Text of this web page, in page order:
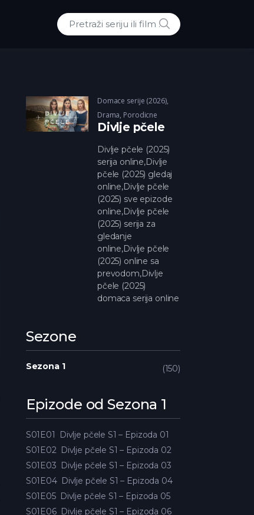
Traži:
POTRAZI
Domace serije (2026),
Drama, Porodicne
Divlje pčele
Divlje pčele (2025)
serija online,Divlje
pčele (2025) gledaj
online,Divlje pčele
(2025) sve epizode
online,Divlje pčele
(2025) serija za
gledanje
online,Divlje pčele
(2025) online sa
prevodom,Divlje
pčele (2025)
domaca serija online
Sezone
Sezona 1 150
Epizode od Sezona 1
S01E01
Divlje pčele S1 – Epizoda 01
S01E02 Divlje pčele S1 – Epizoda 02
S01E03 Divlje pčele S1 – Epizoda 03
S01E04 Divlje pčele S1 – Epizoda 04
S01E05 Divlje pčele S1 – Epizoda 05
S01E06 Divlje pčele S1 – Epizoda 06